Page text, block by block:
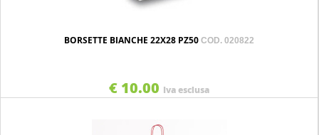
BORSETTE BIANCHE 22X28 PZ50 COD. 020822
€ 10.00 Iva esclusa